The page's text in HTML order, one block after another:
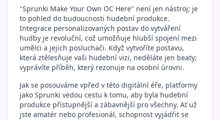
"Sprunki Make Your Own OC Here" není jen nástroj; je
to pohled do budoucnosti hudební produkce.
Integrace personalizovaných postav do vytváření
hudby je revoluční, což umožňuje hlubší spojení mezi
umělci a jejich posluchači. Když vytvoříte postavu,
která ztělesňuje vaši hudební vizi, neděláte jen beaty;
vyprávíte příběh, který rezonuje na osobní úrovni.
Jak se posouváme vpřed v této digitální éře, platformy
jako Sprunki vedou cestu k tomu, aby byla hudební
produkce přístupnější a zábavnější pro všechny. Ať už
jste amatér nebo profesionál, schopnost vyjádřit se